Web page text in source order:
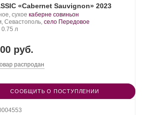
«Cabernet Sauvignon» 2023
сухое .
Сорт
каберне совиньон.
Севастополь, село Передовое
Объем
0.75 л
руб.
распродан
СООБЩИТЬ О ПОСТУПЛЕНИИ